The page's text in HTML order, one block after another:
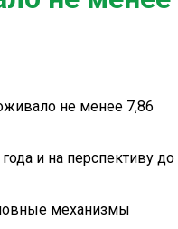
не менее 7,86
и на перспективу до
механизмы